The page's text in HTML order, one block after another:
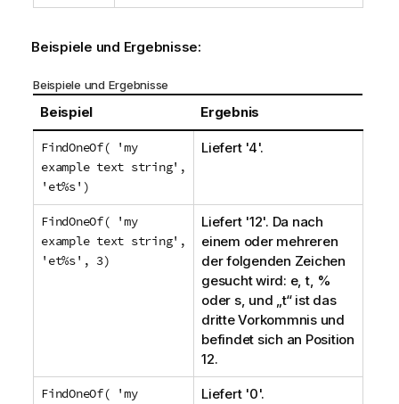
Beispiele und Ergebnisse:
Beispiele und Ergebnisse
Beispiel Ergebnis
FindOneOf( 'my
example text string',
'et%s')
Liefert '4'.
FindOneOf( 'my
example text string',
'et%s', 3)
Liefert '12'. Da nach
einem oder mehreren
der folgenden Zeichen
gesucht wird: e,t, %
oder s, und „t“ ist das
dritte Vorkommnis und
befindet sich an Position
12.
FindOneOf( 'my
Liefert '0'.